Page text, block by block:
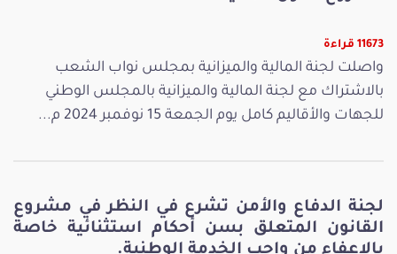
11673 قراءة
واصلت لجنة المالية والميزانية بمجلس نواب الشعب
بالاشتراك مع لجنة المالية والميزانية بالمجلس الوطني
للجهات والأقاليم كامل يوم الجمعة 15 نوفمبر 2024 م...
لجنة الدفاع والأمن تشرع في النظر في مشروع
القانون المتعلق بسن أحكام استثنائية خاصة
بالإعفاء من واجب الخدمة الوطنية.